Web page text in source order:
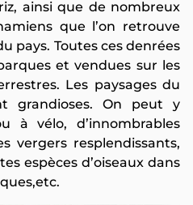
ainsi que de nombreux
que l’on retrouve
pays. Toutes ces denrées
et vendues sur les
Les paysages du
grandioses. On peut y
à vélo, d’innombrables
vergers resplendissants,
espèces d’oiseaux dans